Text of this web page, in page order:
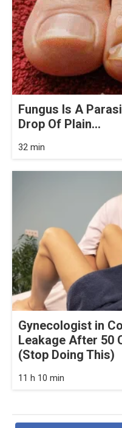
Fungus Is A
Drop Of Plain...
32 min
Gynecologist in
Leakage After 50
(Stop Doing This)
11 h 10 min